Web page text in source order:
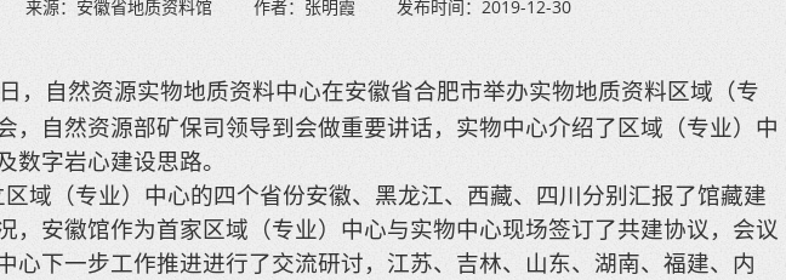
来源： 安徽省地质资料馆 作者： 张明霞 发布时间：2019-12-30
日，自然资源实物地质资料中心在安徽省合肥市举办实物地质资料区域（专
，自然资源部矿保司领导到会做重要讲话，实物中心介绍了区域（专业）中
数字岩心建设思路。
域（专业）中心的四个省份安徽、黑龙江、西藏、四川分别汇报了馆藏建
，安徽馆作为首家区域（专业）中心与实物中心现场签订了共建协议，会议
心下一步工作推进进行了交流研讨，江苏、吉林、山东、湖南、福建、内